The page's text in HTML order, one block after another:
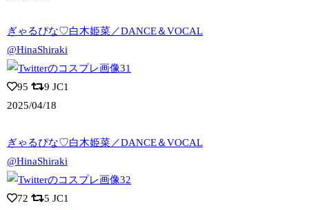
ぎゃるぴな♡白木姫菜／DANCE＆VOCAL
@HinaShiraki
95 9 JC1
2025/04/18
ぎゃるぴな♡白木姫菜／DANCE＆VOCAL
@HinaShiraki
72 5 JC1